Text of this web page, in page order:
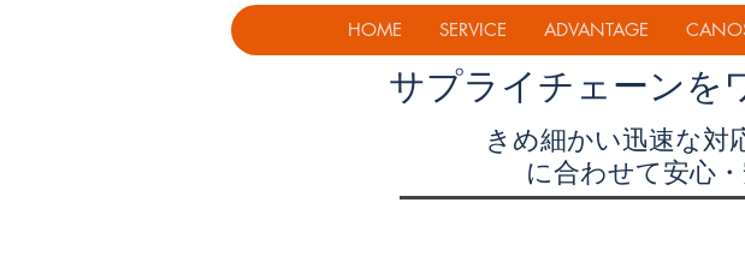
HOME SERVICE ADVANTAGE
​サプライチェーンを
きめ細かい迅速な対
に合わせて安心